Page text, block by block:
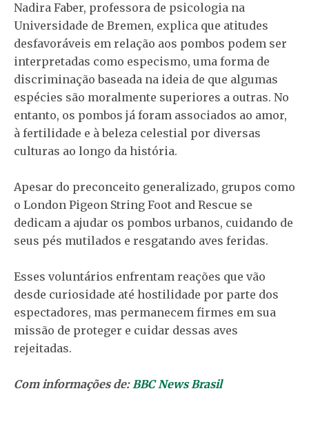
Nadira Faber, professora de psicologia na
Universidade de Bremen, explica que atitudes
desfavoráveis em relação aos pombos podem ser
interpretadas como especismo, uma forma de
discriminação baseada na ideia de que algumas
espécies são moralmente superiores a outras. No
entanto, os pombos já foram associados ao amor,
à fertilidade e à beleza celestial por diversas
culturas ao longo da história.
Apesar do preconceito generalizado, grupos como
o London Pigeon String Foot and Rescue se
dedicam a ajudar os pombos urbanos, cuidando de
seus pés mutilados e resgatando aves feridas.
Esses voluntários enfrentam reações que vão
desde curiosidade até hostilidade por parte dos
espectadores, mas permanecem firmes em sua
missão de proteger e cuidar dessas aves
rejeitadas.
Com informações de: BBC News Brasil